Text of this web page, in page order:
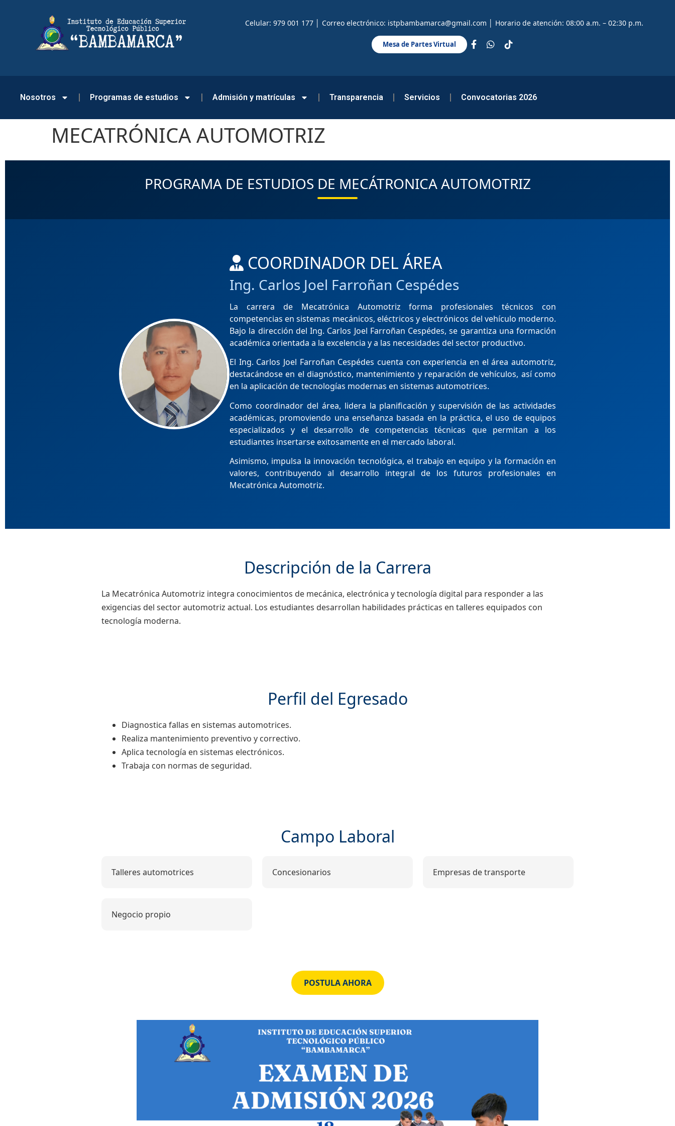
Celular: 979 001 177 │ Correo electrónico: istpbambamarca@gmail.com │ Horario de atención: 08:00 a.m. – 02:30 p.m.
Mesa de Partes Virtual
Nosotros Programas de estudios Admisión y matrículas Transparencia Servicios Convocatorias 2026
MECATRÓNICA AUTOMOTRIZ
PROGRAMA DE ESTUDIOS DE MECÁTRONICA AUTOMOTRIZ
COORDINADOR DEL ÁREA
Ing. Carlos Joel Farroñan Cespédes
La carrera de Mecatrónica Automotriz forma profesionales técnicos con
competencias en sistemas mecánicos, eléctricos y electrónicos del vehículo moderno.
Bajo la dirección del Ing. Carlos Joel Farroñan Cespédes, se garantiza una formación
académica orientada a la excelencia y a las necesidades del sector productivo.
El Ing. Carlos Joel Farroñan Cespédes cuenta con experiencia en el área automotriz,
destacándose en el diagnóstico, mantenimiento y reparación de vehículos, así como
en la aplicación de tecnologías modernas en sistemas automotrices.
Como coordinador del área, lidera la planificación y supervisión de las actividades
académicas, promoviendo una enseñanza basada en la práctica, el uso de equipos
especializados y el desarrollo de competencias técnicas que permitan a los
estudiantes insertarse exitosamente en el mercado laboral.
Asimismo, impulsa la innovación tecnológica, el trabajo en equipo y la formación en
valores, contribuyendo al desarrollo integral de los futuros profesionales en
Mecatrónica Automotriz.
Descripción de la Carrera
La Mecatrónica Automotriz integra conocimientos de mecánica, electrónica y tecnología digital para responder a las
exigencias del sector automotriz actual. Los estudiantes desarrollan habilidades prácticas en talleres equipados con
tecnología moderna.
Perfil del Egresado
Diagnostica fallas en sistemas automotrices.
Realiza mantenimiento preventivo y correctivo.
Aplica tecnología en sistemas electrónicos.
Trabaja con normas de seguridad.
Campo Laboral
Talleres automotrices Concesionarios Empresas de transporte
Negocio propio
POSTULA AHORA